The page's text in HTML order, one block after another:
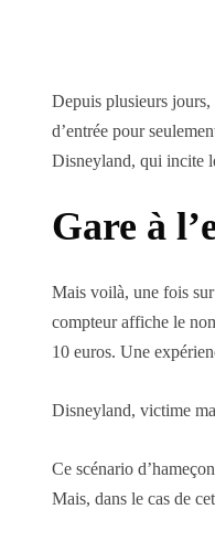
Depuis plusieurs
d’entrée pour
Disneyland, qui incite
Gare à
Mais voilà, une fois
compteur affiche le
10 euros. Une
Disneyland, victime
Ce scénario
Mais, dans le cas de